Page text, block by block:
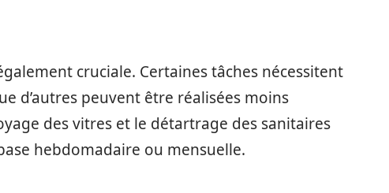
cruciale. Certaines tâches nécessitent
d’autres peuvent être réalisées moins
des vitres et le détartrage des sanitaires
hebdomadaire ou mensuelle.